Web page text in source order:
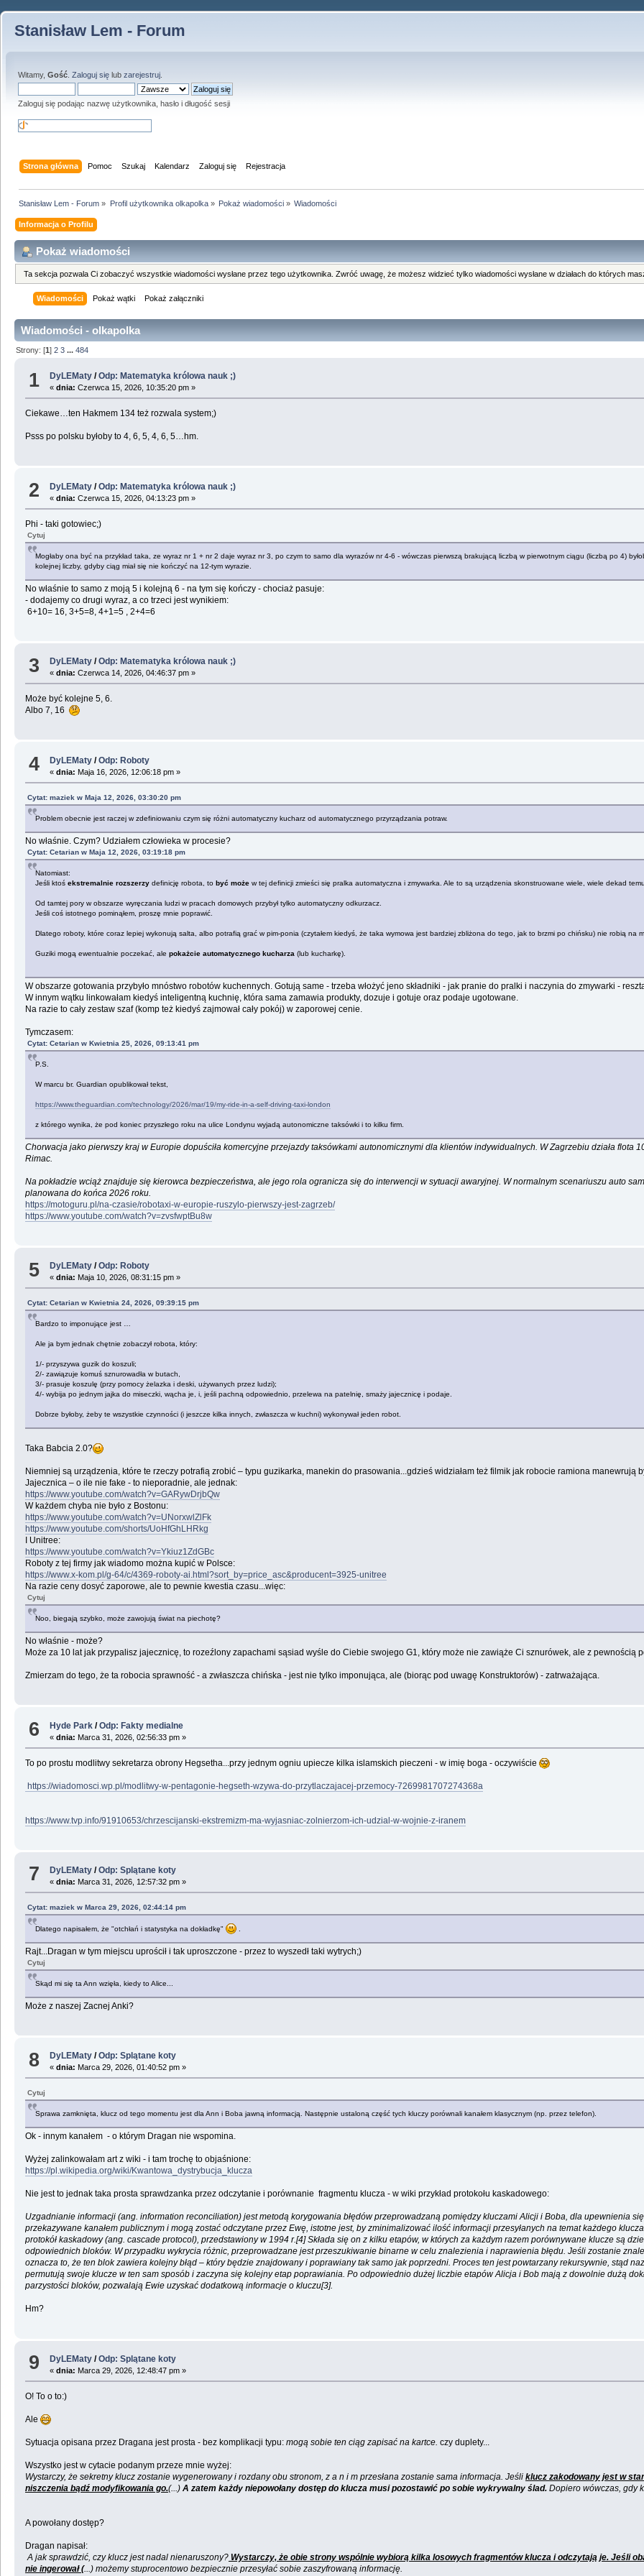
Stanisław Lem - Forum
Witamy, Gość Zaloguj się lub zarejestruj
Zaloguj się podając nazwę użytkownika, hasło i długość sesji
Strona główna Pomoc Szukaj Kalendarz Zaloguj się Rejestracja
Stanisław Lem - Forum » Profil użytkownika olkapolka» Pokaż wiadomości» Wiadomości
Informacja o Profilu
Pokaż wiadomości
Ta sekcja pozwala Ci zobaczyć wszystkie wiadomości wysłane przez tego użytkownika. Zwróć uwagę, że możesz widzieć tylko wiadomości wysłane w działach do których
Wiadomości Pokaż wątki Pokaż załączniki
Wiadomości - olkapolka
Strony: [1]2 3 ...484
1 DyLEMaty /Odp: Matematyka królowa nauk ;)
«dnia: Czerwca 15, 2026, 10:35:20 pm »
Ciekawe…ten Hakmem 134 też rozwala system;)
Psss po polsku byłoby to 4, 6, 5, 4, 6, 5…hm.
2 DyLEMaty /Odp: Matematyka królowa nauk ;)
«dnia: Czerwca 15, 2026, 04:13:23 pm »
Phi - taki gotowiec;)
Cytuj
Mogłaby ona być na przykład taka, ze wyraz nr 1 + nr 2 daje wyraz nr 3, po czym to samo dla wyrazów nr 4-6 - wówczas pierwszą brakującą liczbą w pierwotnym ciągu (liczbą po 4)
kolejnej liczby, gdyby ciąg miał się nie kończyć na 12-tym wyrazie.
No właśnie to samo z moją 5 i kolejną 6 - na tym się kończy - chociaż pasuje:
- dodajemy co drugi wyraz, a co trzeci jest wynikiem:
6+10= 16, 3+5=8, 4+1=5 , 2+4=6
3 DyLEMaty /Odp: Matematyka królowa nauk ;)
«dnia: Czerwca 14, 2026, 04:46:37 pm »
Może być kolejne 5, 6.
Albo 7, 16
4 DyLEMaty /Odp: Roboty
«dnia: Maja 16, 2026, 12:06:18 pm »
Cytat: maziek w Maja 12, 2026, 03:30:20 pm
Problem obecnie jest raczej w zdefiniowaniu czym się różni automatyczny kucharz od automatycznego przyrządzania potraw.
No właśnie. Czym? Udziałem człowieka w procesie?
Cytat: Cetarian w Maja 12, 2026, 03:19:18 pm
Natomiast:
Jeśli ktoś ekstremalnie rozszerzydefinicję robota, to być możew tej definicji zmieści się pralka automatyczna i zmywarka. Ale to są urządzenia skonstruowane wiele, wiele dekad temu.
Od tamtej pory w obszarze wyręczania ludzi w pracach domowych przybył tylko automatyczny odkurzacz.
Jeśli coś istotnego pominąłem, proszę mnie poprawić.
Dlatego roboty, które coraz lepiej wykonują salta, albo potrafią grać w pim-ponia (czytałem kiedyś, że taka wymowa jest bardziej zbliżona do tego, jak to brzmi po chińsku) nie robią na
Guziki mogą ewentualnie poczekać, ale pokażcie automatycznego kucharza (lub kucharkę).
W obszarze gotowania przybyło mnóstwo robotów kuchennych. Gotują same - trzeba włożyć jeno składniki - jak pranie do pralki i naczynia do zmywarki -
W innym wątku linkowałam kiedyś inteligentną kuchnię, która sama zamawia produkty, dozuje i gotuje oraz podaje ugotowane.
Na razie to cały zestaw szaf (komp też kiedyś zajmował cały pokój) w zaporowej cenie.
Tymczasem:
Cytat: Cetarian w Kwietnia 25, 2026, 09:13:41 pm
P.S.
W marcu br. Guardian opublikował tekst,
https://www.theguardian.com/technology/2026/mar/19/my-ride-in-a-self-driving-taxi-london
z którego wynika, że pod koniec przyszłego roku na ulice Londynu wyjadą autonomiczne taksówki i to kilku firm.
Chorwacja jako pierwszy kraj w Europie dopuściła komercyjne przejazdy taksówkami autonomicznymi dla klientów indywidualnych. W Zagrzebiu działa flota
Rimac.
Na pokładzie wciąż znajduje się kierowca bezpieczeństwa, ale jego rola ogranicza się do interwencji w sytuacji awaryjnej. W normalnym scenariuszu auto
planowana do końca 2026 roku.
https://motoguru.pl/na-czasie/robotaxi-w-europie-ruszylo-pierwszy-jest-zagrzeb/
https://www.youtube.com/watch?v=zvsfwptBu8w
5 DyLEMaty /Odp: Roboty
«dnia: Maja 10, 2026, 08:31:15 pm »
Cytat: Cetarian w Kwietnia 24, 2026, 09:39:15 pm
Bardzo to imponujące jest …
Ale ja bym jednak chętnie zobaczył robota, który:
1/- przyszywa guzik do koszuli;
2/- zawiązuje komuś sznurowadła w butach,
3/- prasuje koszulę (przy pomocy żelazka i deski, używanych przez ludzi);
4/- wybija po jednym jajka do miseczki, wącha je, i, jeśli pachną odpowiednio, przelewa na patelnię, smaży jajecznicę i podaje.
Dobrze byłoby, żeby te wszystkie czynności (i jeszcze kilka innych, zwłaszcza w kuchni) wykonywał jeden robot.
Taka Babcia 2.0?
Niemniej są urządzenia, które te rzeczy potrafią zrobić – typu guzikarka, manekin do prasowania...gdzieś widziałam też filmik jak robocie ramiona manewrują
Jajecznica – o ile nie fake - to nieporadnie, ale jednak:
https://www.youtube.com/watch?v=GARywDrjbQw
W każdem chyba nie było z Bostonu:
https://www.youtube.com/watch?v=UNorxwlZlFk
https://www.youtube.com/shorts/UoHfGhLHRkg
I Unitree:
https://www.youtube.com/watch?v=Ykiuz1ZdGBc
Roboty z tej firmy jak wiadomo można kupić w Polsce:
https://www.x-kom.pl/g-64/c/4369-roboty-ai.html?sort_by=price_asc&producent=3925-unitree
Na razie ceny dosyć zaporowe, ale to pewnie kwestia czasu...więc:
Cytuj
Noo, biegają szybko, może zawojują świat na piechotę?
No właśnie - może?
Może za 10 lat jak przypalisz jajecznicę, to rozeźlony zapachami sąsiad wyśle do Ciebie swojego G1, który może nie zawiąże Ci sznurówek, ale z pewnością
Zmierzam do tego, że ta robocia sprawność - a zwłaszcza chińska - jest nie tylko imponująca, ale (biorąc pod uwagę Konstruktorów) - zatrważająca.
6 Hyde Park /Odp: Fakty medialne
«dnia: Marca 31, 2026, 02:56:33 pm »
To po prostu modlitwy sekretarza obrony Hegsetha...przy jednym ogniu upiecze kilka islamskich pieczeni - w imię boga - oczywiście
https://wiadomosci.wp.pl/modlitwy-w-pentagonie-hegseth-wzywa-do-przytlaczajacej-przemocy-7269981707274368a
https://www.tvp.info/91910653/chrzescijanski-ekstremizm-ma-wyjasniac-zolnierzom-ich-udzial-w-wojnie-z-iranem
7 DyLEMaty /Odp: Splątane koty
«dnia: Marca 31, 2026, 12:57:32 pm »
Cytat: maziek w Marca 29, 2026, 02:44:14 pm
Dlatego napisałem, że "otchłań i statystyka na dokładkę" .
Rajt...Dragan w tym miejscu uprościł i tak uproszczone - przez to wyszedł taki wytrych;)
Cytuj
Skąd mi się ta Ann wzięła, kiedy to Alice...
Może z naszej Zacnej Anki?
8 DyLEMaty /Odp: Splątane koty
«dnia: Marca 29, 2026, 01:40:52 pm »
Cytuj
Sprawa zamknięta, klucz od tego momentu jest dla Ann i Boba jawną informacją. Następnie ustaloną część tych kluczy porównali kanałem klasycznym (np. przez telefon).
Ok - innym kanałem - o którym Dragan nie wspomina.
Wyżej zalinkowałam art z wiki - i tam trochę to objaśnione:
https://pl.wikipedia.org/wiki/Kwantowa_dystrybucja_klucza
Nie jest to jednak taka prosta sprawdzanka przez odczytanie i porównanie fragmentu klucza - w wiki przykład protokołu kaskadowego:
Uzgadnianie informacji (ang. information reconciliation) jest metodą korygowania błędów przeprowadzaną pomiędzy kluczami Alicji i Boba, dla upewnienia
przekazywane kanałem publicznym i mogą zostać odczytane przez Ewę, istotne jest, by zminimalizować ilość informacji przesyłanych na temat każdego
protokół kaskadowy (ang. cascade protocol), przedstawiony w 1994 r.[4] Składa się on z kilku etapów, w których za każdym razem porównywane klucze są
odpowiednich bloków. W przypadku wykrycia różnic, przeprowadzane jest przeszukiwanie binarne w celu znalezienia i naprawienia błędu. Jeśli zostanie
oznacza to, że ten blok zawiera kolejny błąd – który będzie znajdowany i poprawiany tak samo jak poprzedni. Proces ten jest powtarzany rekursywnie, stąd
permutują swoje klucze w ten sam sposób i zaczyna się kolejny etap poprawiania. Po odpowiednio dużej liczbie etapów Alicja i Bob mają z dowolnie dużą
parzystości bloków, pozwalają Ewie uzyskać dodatkową informacje o kluczu[3].
Hm?
9 DyLEMaty /Odp: Splątane koty
«dnia: Marca 29, 2026, 12:48:47 pm »
O! To o to:)
Ale
Sytuacja opisana przez Dragana jest prosta - bez komplikacji typu: mogą sobie ten ciąg zapisać na kartce. czy duplety...
Wszystko jest w cytacie podanym przeze mnie wyżej:
Wystarczy, że sekretny klucz zostanie wygenerowany i rozdany obu stronom, z a n i m przesłana zostanie sama informacja. Jeśli klucz zakodowany jest w
niszczenia bądź modyfikowania go.(...) A zatem każdy niepowołany dostęp do klucza musi pozostawić po sobie wykrywalny ślad.Dopiero wówczas, gdy
A powołany dostęp?
Dragan napisał:
A jak sprawdzić, czy klucz jest nadal nienaruszony?Wystarczy, że obie strony wspólnie wybiorą kilka losowych fragmentów klucza i odczytają je. Jeśli
nie ingerował (...) możemy stuprocentowo bezpiecznie przesyłać sobie zaszyfrowaną informację.